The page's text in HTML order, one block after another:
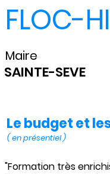
FLOC-
Maire
SAINTE-SEVE
Le budget et
( en présentiel )
"Formation très